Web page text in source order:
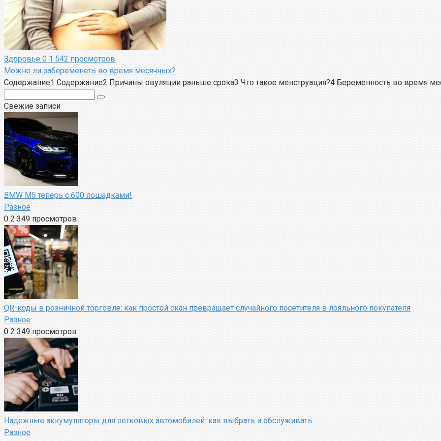
Здоровье 0 1 542 просмотров
Можно ли забеременеть во время месячных?
Содержание1 Содержание2 Причины овуляции раньше срока3 Что такое менструация?4 Беременность во время
Свежие записи
BMW M5 теперь с 600 лошадками!
Разное
0 2 349 просмотров
QR-коды в розничной торговле: как простой скан превращает случайного посетителя в лояльного покупателя
Разное
0 2 349 просмотров
Надежные аккумуляторы для легковых автомобилей: как выбрать и обслуживать
Разное